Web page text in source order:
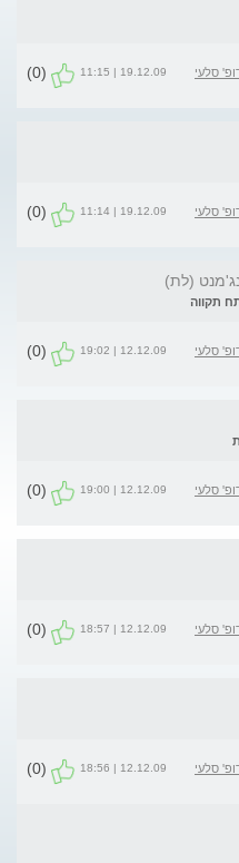
סלעי
19.12.09 | 11:15
(0)
סלעי
19.12.09 | 11:14
(0)
סלעי
12.12.09 | 19:02
(0)
סלעי
12.12.09 | 19:00
(0)
סלעי
12.12.09 | 18:57
(0)
סלעי
12.12.09 | 18:56
(0)